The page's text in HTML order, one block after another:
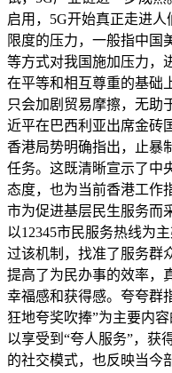
启用，5G开始真正走进
限度的压力，一般指中国
等方式对我国施加压力，
在平等和相互尊重的基础
只会加剧贸易摩擦，无助
近平在巴西利亚出席金砖
香港局势明确指出，止暴
任务。这既清晰宣示了中
态度，也为当前香港工作
市为促进基层民生服务而
以12345市民服务热线为
过该机制，找准了服务群
提高了为民办事的效率，
幸福感和获得感。夸夸群
狂地夸奖吹捧”为主要内
以享受到“夸人服务”，获
的社交模式，也反映当今